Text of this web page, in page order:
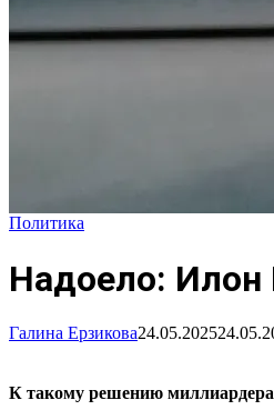
Политика
Надоело: Илон
Галина Ерзикова24.05.2025
К такому решению миллиардера